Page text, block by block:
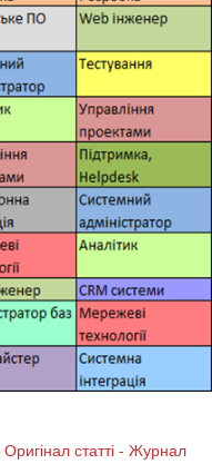
Оригінал статті - Журнал